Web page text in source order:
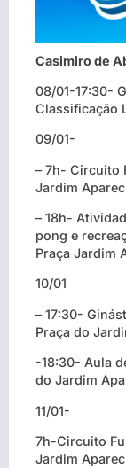
Casimiro de
08/01-17:30-
Classificação
09/01-
– 7h- Circuito
Jardim
– 18h-
pong e
Praça Jardim
10/01
– 17:30-
Praça do
-18:30- Aula
do Jardim
11/01-
7h-Circuito
Jardim